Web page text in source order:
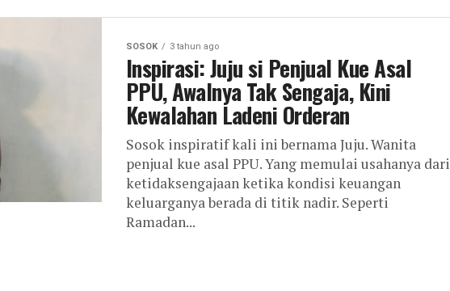
SOSOK 3 tahun ago
Inspirasi: Juju si Penjual Kue Asal
PPU, Awalnya Tak Sengaja, Kini
Kewalahan Ladeni Orderan
Sosok inspiratif kali ini bernama Juju. Wanita
penjual kue asal PPU. Yang memulai usahanya dari
ketidaksengajaan ketika kondisi keuangan
keluarganya berada di titik nadir. Seperti
Ramadan...